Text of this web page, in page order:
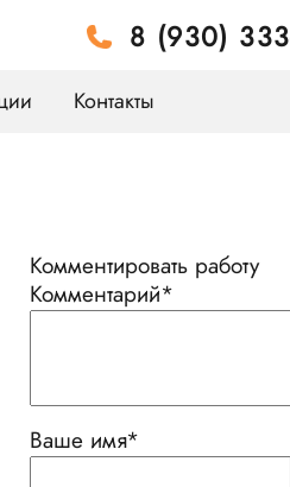
8 (930)
Контакты
Комментировать работу
Комментарий*
Ваше имя*